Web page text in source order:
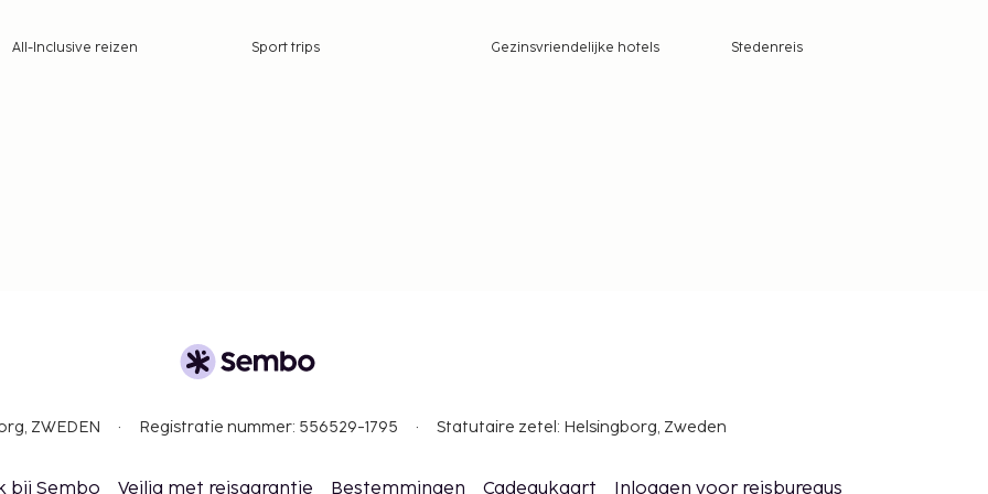
aan ons heeft
All-Inclusive reizen Sport trips Gezinsvriendelijke hotels
Stedenreis
ZWEDEN Registratie nummer: 556529-1795 Statutaire zetel: Helsingborg, Zweden
bij Sembo Veilig met reisgarantie Bestemmingen Cadeaukaart Inloggen voor reisbureaus